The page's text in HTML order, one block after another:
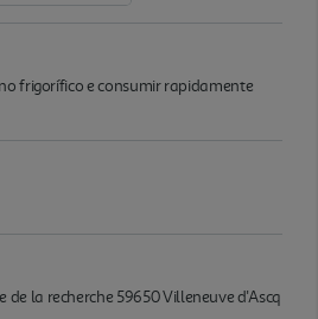
frigorífico e consumir rapidamente
de la recherche 59650 Villeneuve d'Ascq